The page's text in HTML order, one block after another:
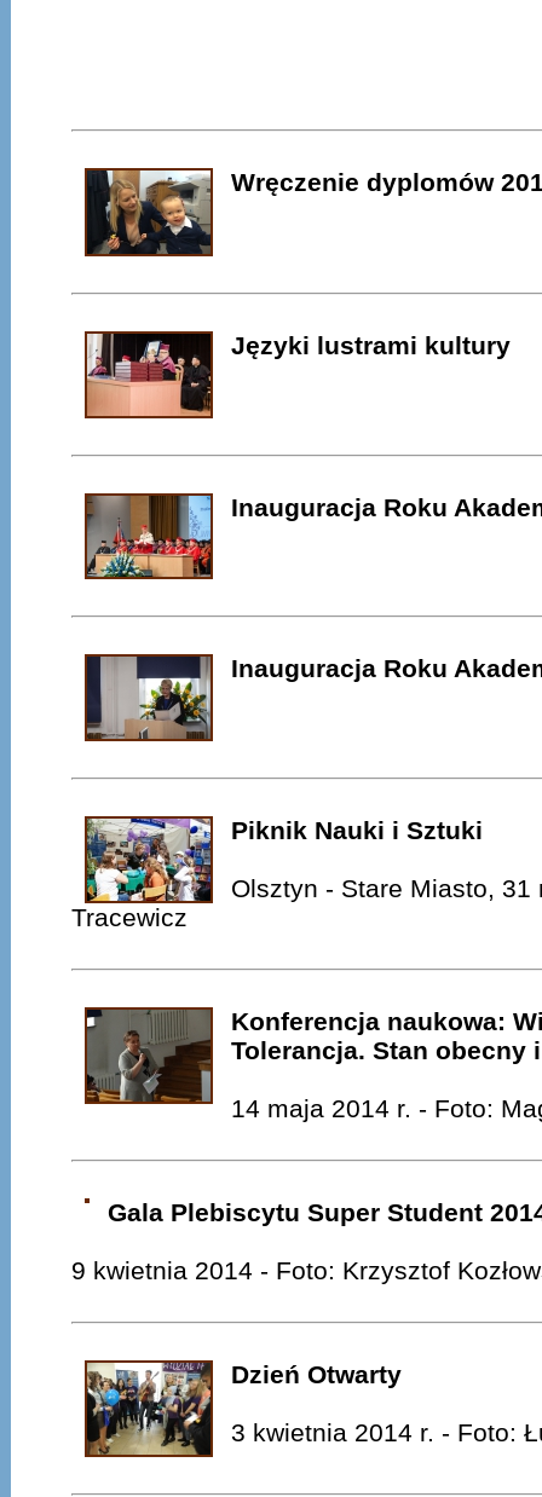
Wręczenie dyplomów
Języki lustrami kultury
Inauguracja Roku
Inauguracja Roku
Piknik Nauki i Sztuki
Olsztyn - Stare Miasto,
Tracewicz
Konferencja naukowa:
Tolerancja. Stan obecny
14 maja 2014 r. - Foto:
Gala Plebiscytu Super Student
9 kwietnia 2014 - Foto: Krzysztof
Dzień Otwarty
3 kwietnia 2014 r. - Foto: